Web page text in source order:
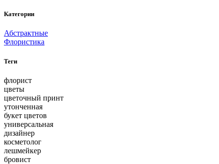
Категории
Абстрактные
Флористика
Теги
флорист
цветы
цветочный принт
утонченная
букет цветов
универсальная
дизайнер
косметолог
лешмейкер
бровист